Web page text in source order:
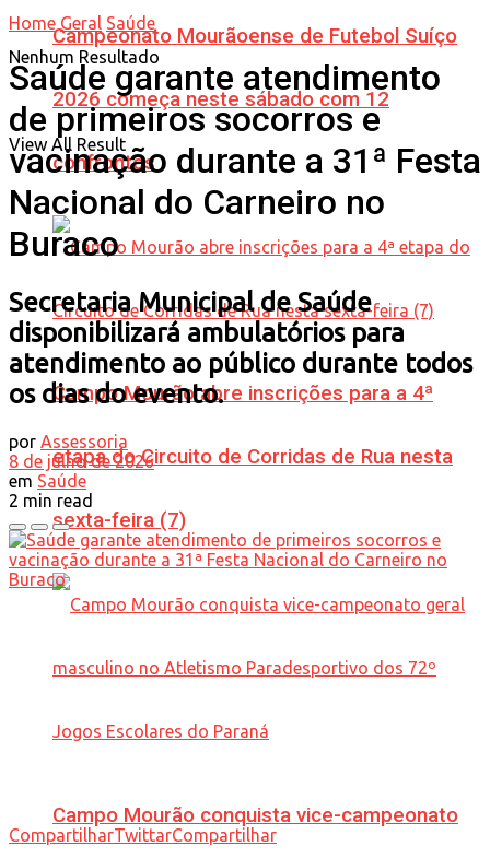
Campeonato Mourãoense de Futebol Suíço
2026 começa neste sábado com 12
confrontos
Campo Mourão abre inscrições para a 4ª
etapa do Circuito de Corridas de Rua nesta
sexta-feira (7)
Campo Mourão conquista vice-campeonato
Nenhum Resultado
View All Result
Home Geral Saúde
Saúde garante atendimento
de primeiros socorros e
vacinação durante a 31ª Festa
Nacional do Carneiro no
Buraco
Secretaria Municipal de Saúde
disponibilizará ambulatórios para
atendimento ao público durante todos
os dias do evento.
por Assessoria
8 de julho de 2026
em Saúde
2 min read
CompartilharTwittarCompartilhar